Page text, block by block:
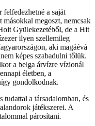
felfedezhetné a saját
másokkal megoszt, nemcsak
Gyülekezetéből, de a Hit
ilyen szellemileg
aki magáévá
képes szabadulni tőlük.
a belga árvízre vízionál
életben, a
gondolkodnak.
a társadalomban, és
játékszerei. A
párosítani.